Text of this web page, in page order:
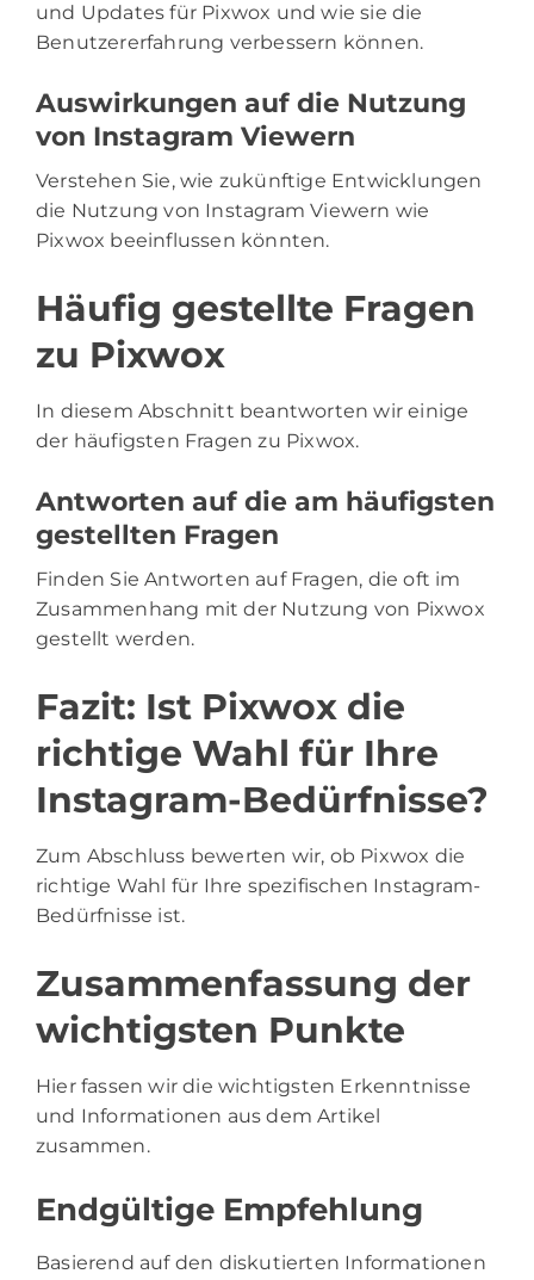
und Updates für Pixwox und wie sie die
Benutzererfahrung verbessern können.
Auswirkungen auf die Nutzung
von Instagram Viewern
Verstehen Sie, wie zukünftige Entwicklungen
die Nutzung von Instagram Viewern wie
Pixwox beeinflussen könnten.
Häufig gestellte Fragen
zu Pixwox
In diesem Abschnitt beantworten wir einige
der häufigsten Fragen zu Pixwox.
Antworten auf die am häufigsten
gestellten Fragen
Finden Sie Antworten auf Fragen, die oft im
Zusammenhang mit der Nutzung von Pixwox
gestellt werden.
Fazit: Ist Pixwox die
richtige Wahl für Ihre
Instagram-Bedürfnisse?
Zum Abschluss bewerten wir, ob Pixwox die
richtige Wahl für Ihre spezifischen Instagram-
Bedürfnisse ist.
Zusammenfassung der
wichtigsten Punkte
Hier fassen wir die wichtigsten Erkenntnisse
und Informationen aus dem Artikel
zusammen.
Endgültige Empfehlung
Basierend auf den diskutierten Informationen